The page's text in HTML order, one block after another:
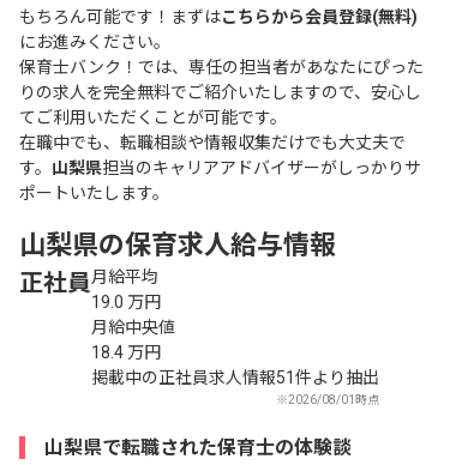
もちろん可能です！まずはこちらから会員登録(無料)
にお進みください。
保育士バンク！では、専任の担当者があなたにぴった
りの求人を完全無料でご紹介いたしますので、安心し
てご利用いただくことが可能です。
在職中でも、転職相談や情報収集だけでも大丈夫で
す。 山梨県担当のキャリアアドバイザーがしっかりサ
ポートいたします。
山梨県の保育求人給与情報
正社員月給平均
19.0 万円
月給中央値
18.4 万円
掲載中の正社員求人情報51件より抽出
※2026/08/01時点
山梨県で転職された保育士の体験談